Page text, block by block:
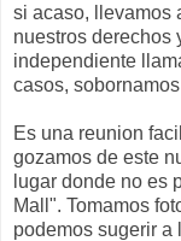
si acaso, llevamos
nuestros derechos
independiente
casos,
Es una reunion
gozamos de este
lugar donde no es
Mall". Tomamos
podemos sugerir a